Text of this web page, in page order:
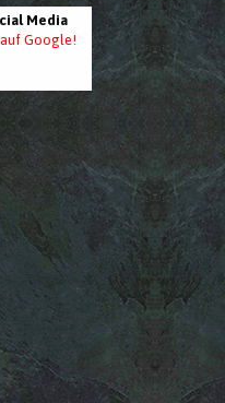
Media
Google!